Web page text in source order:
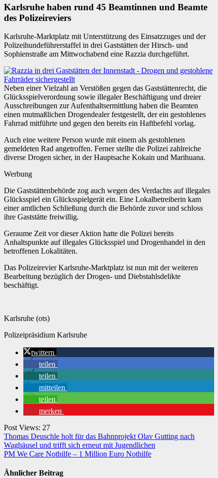
Karlsruhe haben rund 45 Beamtinnen und Beamte
des Polizeireviers
Karlsruhe-Marktplatz mit Unterstützung des Einsatzzuges und der
Polizeihundeführerstaffel in drei Gaststätten der Hirsch- und
Sophienstraße am Mittwochabend eine Razzia durchgeführt.
Neben einer Vielzahl an Verstößen gegen das Gaststättenrecht, die
Glücksspielverordnung sowie illegaler Beschäftigung und dreier
Ausschreibungen zur Aufenthaltsermittlung haben die Beamten
einen mutmaßlichen Drogendealer festgestellt, der ein gestohlenes
Fahrrad mitführte und gegen den bereits ein Haftbefehl vorlag.
Auch eine weitere Person wurde mit einem als gestohlenen
gemeldeten Rad angetroffen. Ferner stellte die Polizei zahlreiche
diverse Drogen sicher, in der Hauptsache Kokain und Marihuana.
Werbung
Die Gaststättenbehörde zog auch wegen des Verdachts auf illegales
Glücksspiel ein Glücksspielgerät ein. Eine Lokalbetreiberin kam
einer amtlichen Schließung durch die Behörde zuvor und schloss
ihre Gaststätte freiwillig.
Geraume Zeit vor dieser Aktion hatte die Polizei bereits
Anhaltspunkte auf illegales Glücksspiel und Drogenhandel in den
betroffenen Lokalitäten.
Das Polizeirevier Karlsruhe-Marktplatz ist nun mit der weiteren
Bearbeitung bezüglich der Drogen- und Diebstahlsdelikte
beschäftigt.
Karlsruhe (ots)
Polizeipräsidium Karlsruhe
twittern
teilen
teilen
mitteilen
teilen
merken
Post Views: 27
Beitragsnavigation
Thomas Deuschle holt für das Bahnprojekt Olav Gutting nach
Waghäusel und trifft sich erneut mit Jugendlichen
PM We Care Nothilfe – 1 Million Euro Nothilfe
Ähnlicher Beitrag